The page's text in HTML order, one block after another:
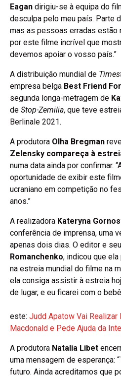
Eagan dirigiu-se à equipa do
desculpa pelo meu país. Parte
mas as pessoas erradas estão
por este filme incrível que
devemos apoiar o vosso país.”
A distribuição mundial de
empresa belga Best Friend
segunda longa-metragem de
de Stop-Zemilia, que teve
Berlinale 2021.
A produtora Olha Bregman
Zelensky compareça à
numa data ainda por confirmar.
oportunidade de exibir este
ucraniano em competição no
anos.”
A realizadora Kateryna
conferência de imprensa, uma
apenas dois dias. O editor e
Romanchenko, indicou que
na estreia mundial do filme na
ela consiga assistir à estreia
de lugar, e eu ficarei com o
este: Judd Apatow Vai Realizar
Macdonald e Pede Ajuda da
A produtora Natalia Libet
uma mensagem de esperança: “
futuro. Ainda acreditamos que